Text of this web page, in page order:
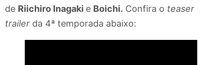
de Riichiro Inagaki e Boichi. Confira o teaser
trailer da 4ª temporada abaixo: